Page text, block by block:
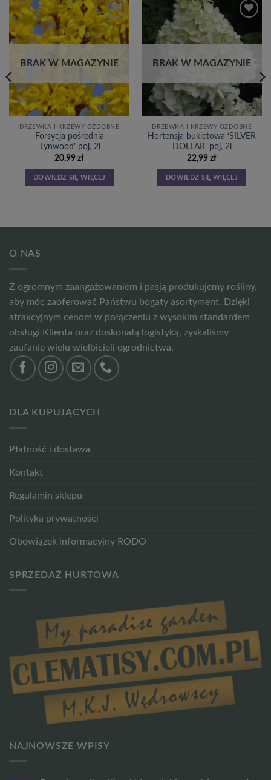
Dodaj
do
listy
BRAK W MAGAZYNIE
DRZEWKA I KRZEWY OZDOBNE
Forsycja pośrednia
‘Lynwood’ poj, 2l
20,99 zł
DOWIEDZ SIĘ WIĘCEJ
do
listy
BRAK W MAGAZYNIE
DRZEWKA I KRZEWY OZDOBNE
Hortensja bukietowa ‘SILVER
DOLLAR’ poj, 2l
22,99 zł
DOWIEDZ SIĘ WIĘCEJ
O NAS
Z ogromnym zaangażowaniem i pasją produkujemy rośliny,
aby móc zaoferować Państwu bogaty asortyment. Dzięki
atrakcyjnym cenom w połączeniu z wysokim standardem
obsługi Klienta oraz doskonałą logistyką, zyskaliśmy
zaufanie wielu wielbicieli ogrodnictwa.
DLA KUPUJĄCYCH
Płatność i dostawa
Kontakt
Regulamin sklepu
Polityka prywatności
Obowiązek informacyjny RODO
SPRZEDAŻ HURTOWA
NAJNOWSZE WPISY